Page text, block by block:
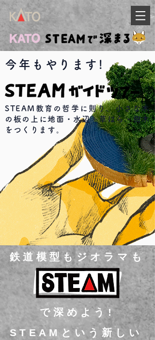
今年もやります!
STEAM教育の哲学に則り、小さな木
の板の上に地面・水辺・草はら・樹木
をつくります。
鉄道模型もジオラマも
​で深めよう!
​STEAMという新しい